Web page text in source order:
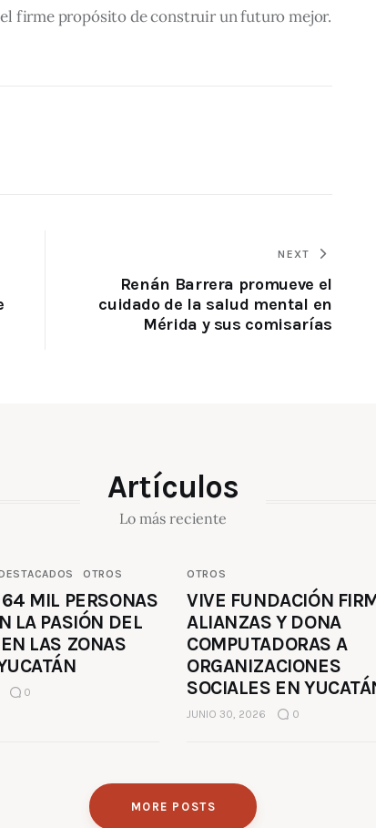
firme propósito de construir un futuro mejor.
NEXT
Renán Barrera promueve el
cuidado de la salud mental en
Mérida y sus comisarías
Artículos
Lo más reciente
OTROS
MIL PERSONAS
LA PASIÓN DEL
LAS ZONAS
0
OTROS
VIVE FUNDACIÓN
ALIANZAS Y DONA
COMPUTADORAS A
ORGANIZACIONES
SOCIALES EN
JUNIO 30, 2026 0
MORE POSTS